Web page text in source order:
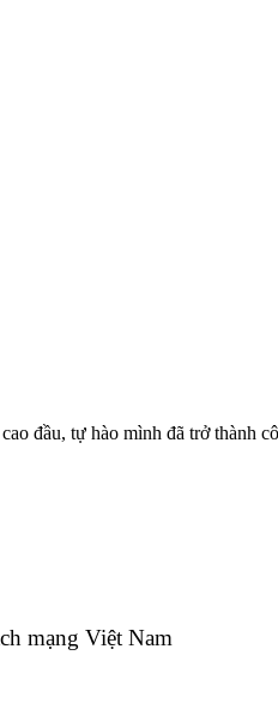
đầu, tự hào mình đã trở thành
mạng Việt Nam